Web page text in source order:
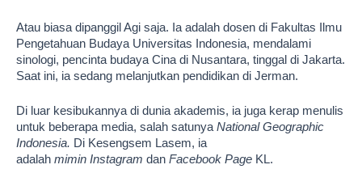
Atau biasa dipanggil Agi saja. Ia adalah dosen di Fakultas Ilmu
Pengetahuan Budaya Universitas Indonesia, mendalami
sinologi, pencinta budaya Cina di Nusantara, tinggal di Jakarta.
Saat ini, ia sedang melanjutkan pendidikan di Jerman.
Di luar kesibukannya di dunia akademis, ia juga kerap menulis
untuk beberapa media, salah satunya National Geographic
Indonesia. Di Kesengsem Lasem, ia
adalah mimin Instagram dan Facebook Page KL.